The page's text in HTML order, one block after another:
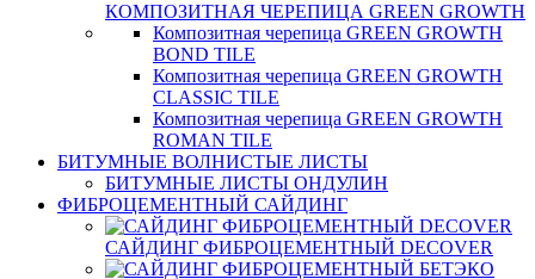
КОМПОЗИТНАЯ ЧЕРЕПИЦА GREEN GROWTH
Композитная черепица GREEN GROWTH
BOND TILE
Композитная черепица GREEN GROWTH
CLASSIC TILE
Композитная черепица GREEN GROWTH
ROMAN TILE
БИТУМНЫЕ ВОЛНИСТЫЕ ЛИСТЫ
БИТУМНЫЕ ЛИСТЫ ОНДУЛИН
ФИБРОЦЕМЕНТНЫЙ САЙДИНГ
САЙДИНГ ФИБРОЦЕМЕНТНЫЙ DECOVER